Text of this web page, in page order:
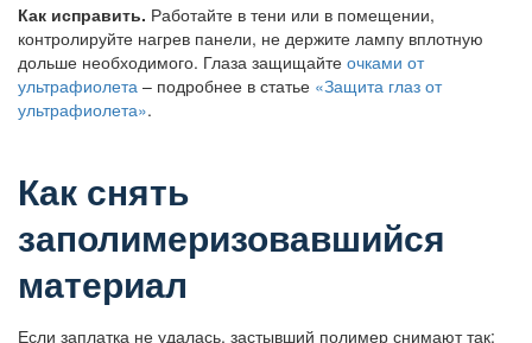
Как исправить. Работайте в тени или в помещении,
контролируйте нагрев панели, не держите лампу вплотную
дольше необходимого. Глаза защищайте очками от
ультрафиолета – подробнее в статье «Защита глаз от
ультрафиолета».
Как снять
заполимеризовавшийся
материал
Если заплатка не удалась, застывший полимер снимают так: